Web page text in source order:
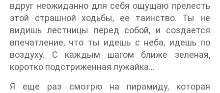
вдруг неожиданно для себя ощущаю прелесть
этой страшной ходьбы, ее таинство. Ты не
видишь лестницы перед собой, и создается
впечатление, что ты идешь с неба, идешь по
воздуху. С каждым шагом ближе зеленая,
коротко подстриженная лужайка…
Я еще раз смотрю на пирамиду, которая